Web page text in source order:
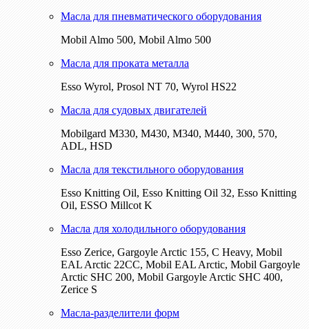
Масла для пневматического оборудования
Mobil Almo 500, Mobil Almo 500
Масла для проката металла
Esso Wyrol, Prosol NT 70, Wyrol HS22
Масла для судовых двигателей
Mobilgard M330, M430, M340, M440, 300, 570,
ADL, HSD
Масла для текстильного оборудования
Esso Knitting Oil, Esso Knitting Oil 32, Esso Knitting
Oil, ESSO Millcot K
Масла для холодильного оборудования
Esso Zerice, Gargoyle Arctic 155, С Heavy, Mobil
EAL Arctic 22CC, Mobil EAL Arctic, Mobil Gargoyle
Arctic SHC 200, Mobil Gargoyle Arctic SHC 400,
Zerice S
Масла-разделители форм